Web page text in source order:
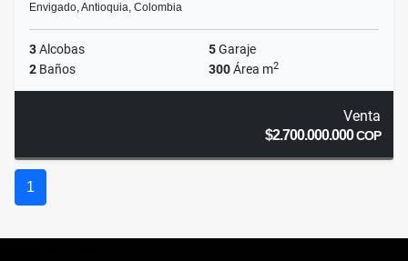
Envigado, Antioquia, Colombia
3Alcobas 5Garaje
2 Baños 300Área m2
Venta
$2.700.000.000COP
1